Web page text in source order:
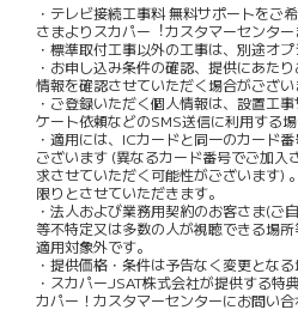
・テレビ接続⼯事料 無料サポートをご
さまよりスカパー︕カスタマーセンター
・標準取付工事以外の工事は、別途オ
・お申し込み条件の確認、提供にあた
情報を確認させていただく場合がござい
・ご登録いただく個人情報は、設置工
ケート依頼などのSMS送信に利用する場
・適用には、ICカードと同一のカード
ございます (異なるカード番号でご加入
求させていただく可能性がございます)
限りとさせていただきます。
・法人および業務用契約のお客さま(ご
等不特定又は多数の人が視聴できる場所
適用対象外です。
・提供価格・条件は予告なく変更となる
・スカパーJSAT株式会社が提供する特
カパー！カスタマーセンターにお問い合